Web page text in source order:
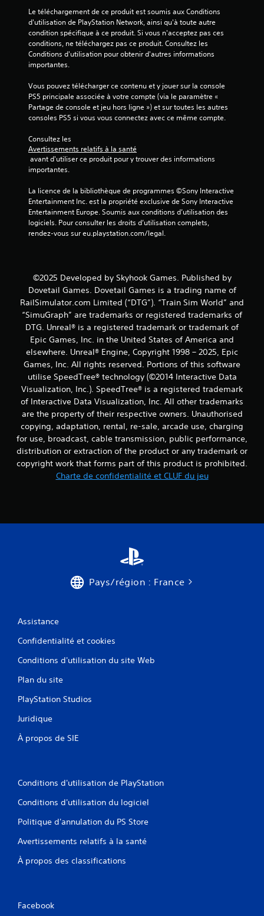
7
i
s
Le téléchargement de ce produit est soumis aux Conditions
d'utilisation de PlayStation Network, ainsi qu'à toute autre
condition spécifique à ce produit. Si vous n'acceptez pas ces
conditions, ne téléchargez pas ce produit. Consultez les
Conditions d'utilisation pour obtenir d'autres informations
importantes.
Vous pouvez télécharger ce contenu et y jouer sur la console
PS5 principale associée à votre compte (via le paramètre «
Partage de console et jeu hors ligne ») et sur toutes les autres
consoles PS5 si vous vous connectez avec ce même compte.
Consultez les
Avertissements relatifs à la santé
importantes.
La licence de la bibliothèque de programmes ©Sony Interactive
Entertainment Inc. est la propriété exclusive de Sony Interactive
Entertainment Europe. Soumis aux conditions d’utilisation des
logiciels. Pour consulter les droits d’utilisation complets,
rendez-vous sur eu.playstation.com/legal.
©2025 Developed by Skyhook Games. Published by
Dovetail Games. Dovetail Games is a trading name of
RailSimulator.com Limited (“DTG”). “Train Sim World” and
“SimuGraph” are trademarks or registered trademarks of
DTG. Unreal® is a registered trademark or trademark of
Epic Games, Inc. in the United States of America and
elsewhere. Unreal® Engine, Copyright 1998 – 2025, Epic
Games, Inc. All rights reserved. Portions of this software
utilise SpeedTree® technology (©2014 Interactive Data
Visualization, Inc.). SpeedTree® is a registered trademark
of Interactive Data Visualization, Inc. All other trademarks
are the property of their respective owners. Unauthorised
copying, adaptation, rental, re-sale, arcade use, charging
for use, broadcast, cable transmission, public performance,
distribution or extraction of the product or any trademark or
copyright work that forms part of this product is prohibited.
Charte de confidentialité et CLUF du jeu
Pays/région : France
Assistance
Confidentialité et cookies
Conditions d'utilisation du site Web
Plan du site
PlayStation Studios
Juridique
À propos de SIE
Conditions d'utilisation de PlayStation
Conditions d'utilisation du logiciel
Politique d'annulation du PS Store
Avertissements relatifs à la santé
À propos des classifications
Facebook